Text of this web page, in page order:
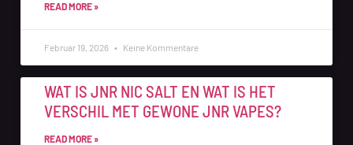
READ MORE »
Februar 19, 2026 Keine Kommentare
WAT IS JNR NIC SALT EN WAT IS HET
VERSCHIL MET GEWONE JNR VAPES?
READ MORE »